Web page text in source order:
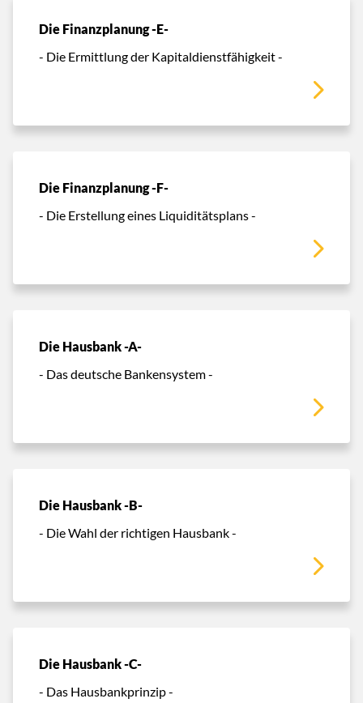
Die Finanzplanung -E-
- Die Ermittlung der Kapitaldienstfähigkeit -
Die Finanzplanung -F-
- Die Erstellung eines Liquiditätsplans -
Die Hausbank -A-
- Das deutsche Bankensystem -
Die Hausbank -B-
- Die Wahl der richtigen Hausbank -
Die Hausbank -C-
- Das Hausbankprinzip -